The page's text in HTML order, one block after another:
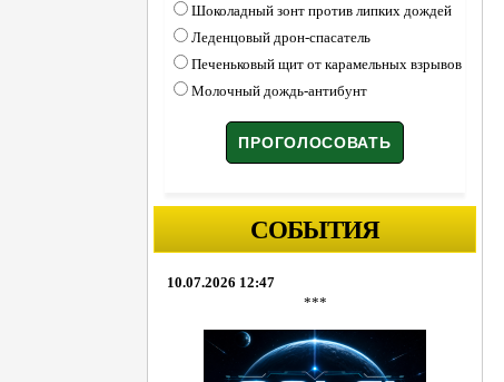
Шоколадный зонт против липких дождей
Леденцовый дрон-спасатель
Печеньковый щит от карамельных взрывов
Молочный дождь-антибунт
СОБЫТИЯ
10.07.2026 12:47
***